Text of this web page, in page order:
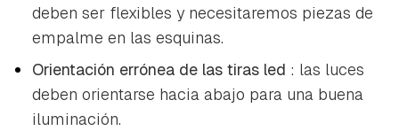
deben ser flexibles y necesitaremos piezas de
empalme en las esquinas.
Orientación errónea de las tiras led : las luces
deben orientarse hacia abajo para una buena
iluminación.